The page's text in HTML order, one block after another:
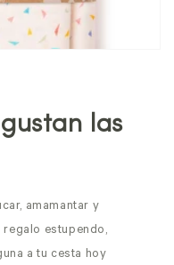
las
amamantar y
regalo estupendo,
a tu cesta hoy